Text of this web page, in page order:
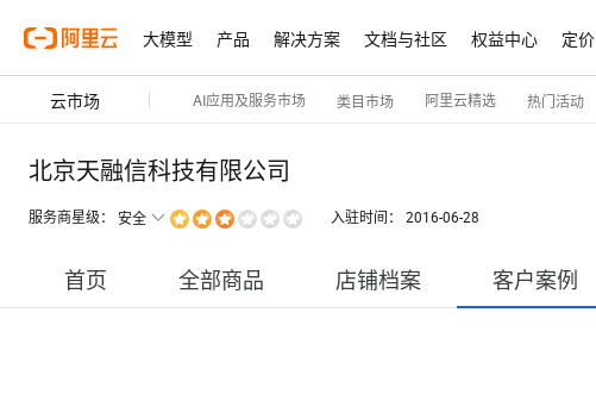
大模型 产品 解决方案 文档与社区 权益中心 定价
云市场 AI应用及服务市场 类目市场 阿里云精选 热门活动
北京天融信科技有限公司
服务商星级： 安全 入驻时间： 2016-06-28
首页 全部商品 店铺档案 客户案例